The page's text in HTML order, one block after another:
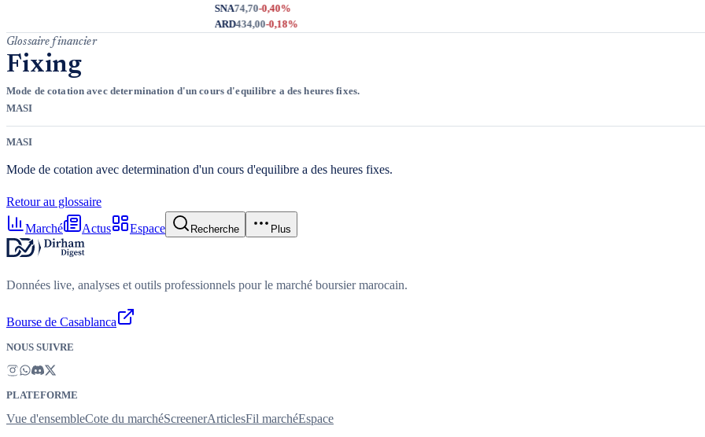
Glossaire financier
Fixing
Mode de cotation avec determination d'un cours d'equilibre a des heures fixes.
MASI
MASI
Mode de cotation avec determination d'un cours d'equilibre a des heures fixes.
Retour au glossaire
Marché
Actus Espace Recherche Plus
Données live, analyses et outils professionnels pour le marché boursier marocain.
Bourse de Casablanca
NOUS SUIVRE
PLATEFORME
Vue d'ensembleCote du marchéScreenerArticlesFil marchéEspace